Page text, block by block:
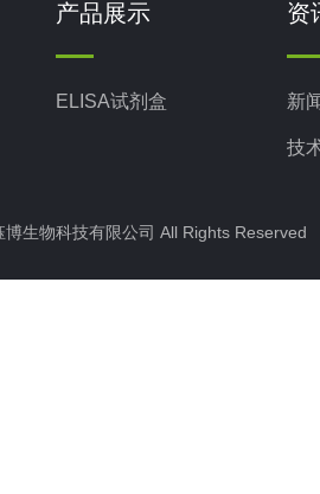
产品展示
ELISA试剂盒
资
新
技
博生物科技有限公司 All Rights